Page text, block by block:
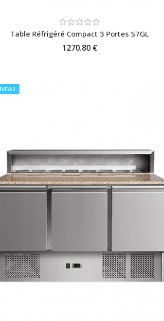
Table Réfrigéré Compact 3 Portes S7GL
1270.80 €